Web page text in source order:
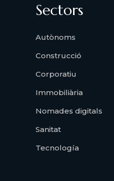
Sectors
Autònoms
Construcció
Corporatiu
Immobiliària
Nomades digitals
Sanitat
Tecnología